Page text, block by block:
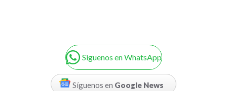
Siguenos en WhatsApp
Síguenos en Google News